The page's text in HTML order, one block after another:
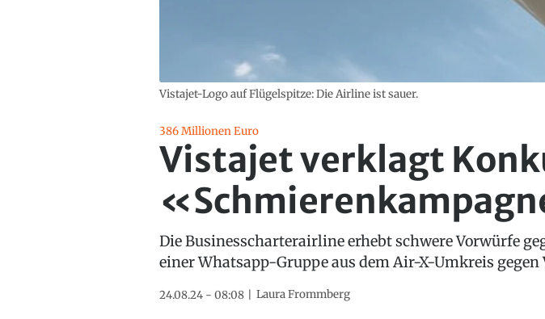
Vistajet-Logo auf Flügelspitze: Die Airline ist sauer.
386 Millionen Euro
Vistajet verklagt
Die Businesscharterairline erhebt schwere Vorwürfe
einer Whatsapp-Gruppe aus dem Air-X-Umkreis gegen
24.08.24 - 08:08 Laura Frommberg